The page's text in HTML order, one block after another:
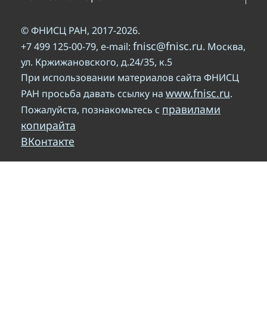
© ФНИСЦ РАН, 2017-2026.
+7 499 125-00-79, e-mail: fnisc@fnisc.ru. Москва,
ул. Кржижановского, д.24/35, к.5
При использовании материалов сайта ФНИСЦ
РАН просьба давать ссылку на www.fnisc.ru.
Пожалуйста, познакомьтесь с правилами
копирайта
ВКонтакте